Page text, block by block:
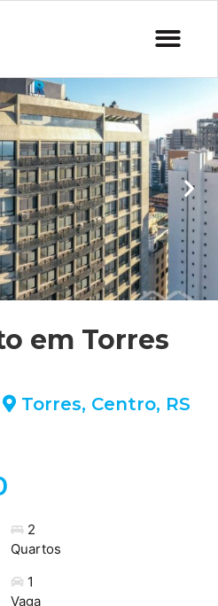
em Torres
Torres, Centro, RS
2
Quartos
1
Vaga